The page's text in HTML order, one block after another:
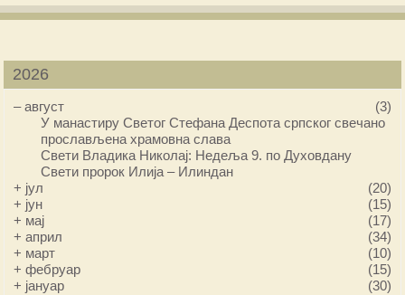
2026
–август
(3)
У манастиру Светог Стефана Деспота српског свечано
прослављена храмовна слава
Свети Владика Николај: Недеља 9. по Духовдану
Свети пророк Илија – Илиндан
+ јул
(20)
+ јун
(15)
+ мај
(17)
+април
(34)
+ март
(10)
+фебруар
(15)
+ јануар (30)